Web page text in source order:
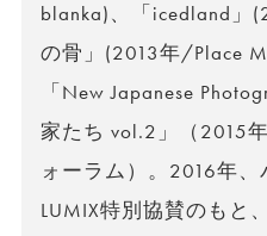
blanka)、「icedland」
の骨」(2013年/Place
「New Japanese
家たち vol.2」（2015
ォーラム）。2016年
LUMIX特別協賛のもと